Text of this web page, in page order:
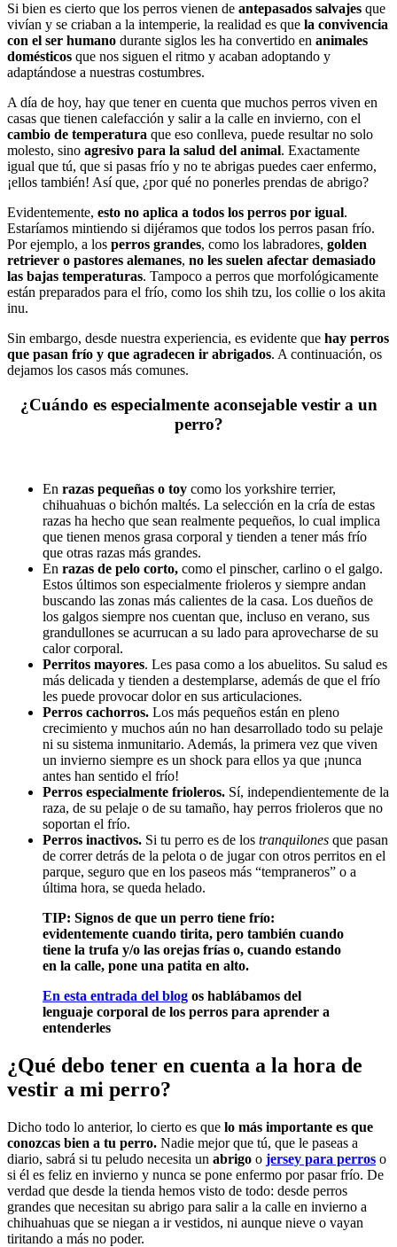
Si bien es cierto que los perros vienen de antepasados salvajes que
vivían y se criaban a la intemperie, la realidad es que la convivencia
con el ser humano durante siglos les ha convertido en animales
domésticos que nos siguen el ritmo y acaban adoptando y
adaptándose a nuestras costumbres.
A día de hoy, hay que tener en cuenta que muchos perros viven en
casas que tienen calefacción y salir a la calle en invierno, con el
cambio de temperatura que eso conlleva, puede resultar no solo
molesto, sino agresivo para la salud del animal. Exactamente
igual que tú, que si pasas frío y no te abrigas puedes caer enfermo,
¡ellos también! Así que, ¿por qué no ponerles prendas de abrigo?
Evidentemente, esto no aplica a todos los perros por igual.
Estaríamos mintiendo si dijéramos que todos los perros pasan frío.
Por ejemplo, a los perros grandes, como los labradores, golden
retriever o pastores alemanes, no les suelen afectar demasiado
las bajas temperaturas. Tampoco a perros que morfológicamente
están preparados para el frío, como los shih tzu, los collie o los akita
inu.
Sin embargo, desde nuestra experiencia, es evidente que hay perros
que pasan frío y que agradecen ir abrigados. A continuación, os
dejamos los casos más comunes.
¿Cuándo es especialmente aconsejable vestir a un
perro?
En razas pequeñas o toy como los yorkshire terrier,
chihuahuas o bichón maltés. La selección en la cría de estas
razas ha hecho que sean realmente pequeños, lo cual implica
que tienen menos grasa corporal y tienden a tener más frío
que otras razas más grandes.
En razas de pelo corto, como el pinscher, carlino o el galgo.
Estos últimos son especialmente frioleros y siempre andan
buscando las zonas más calientes de la casa. Los dueños de
los galgos siempre nos cuentan que, incluso en verano, sus
grandullones se acurrucan a su lado para aprovecharse de su
calor corporal.
Perritos mayores. Les pasa como a los abuelitos. Su salud es
más delicada y tienden a destemplarse, además de que el frío
les puede provocar dolor en sus articulaciones.
Perros cachorros. Los más pequeños están en pleno
crecimiento y muchos aún no han desarrollado todo su pelaje
ni su sistema inmunitario. Además, la primera vez que viven
un invierno siempre es un shock para ellos ya que ¡nunca
antes han sentido el frío!
Perros especialmente frioleros. Sí, independientemente de la
raza, de su pelaje o de su tamaño, hay perros frioleros que no
soportan el frío.
Perros inactivos. Si tu perro es de los tranquilones que pasan
de correr detrás de la pelota o de jugar con otros perritos en el
parque, seguro que en los paseos más “tempraneros” o a
última hora, se queda helado.
TIP: Signos de que un perro tiene frío:
evidentemente cuando tirita, pero también cuando
tiene la trufa y/o las orejas frías o, cuando estando
en la calle, pone una patita en alto.
En esta entrada del blog os hablábamos del
lenguaje corporal de los perros para aprender a
entenderles
¿Qué debo tener en cuenta a la hora de
vestir a mi perro?
Dicho todo lo anterior, lo cierto es que lo más importante es que
conozcas bien a tu perro. Nadie mejor que tú, que le paseas a
diario, sabrá si tu peludo necesita un abrigo o jersey para perros o
si él es feliz en invierno y nunca se pone enfermo por pasar frío. De
verdad que desde la tienda hemos visto de todo: desde perros
grandes que necesitan su abrigo para salir a la calle en invierno a
chihuahuas que se niegan a ir vestidos, ni aunque nieve o vayan
tiritando a más no poder.